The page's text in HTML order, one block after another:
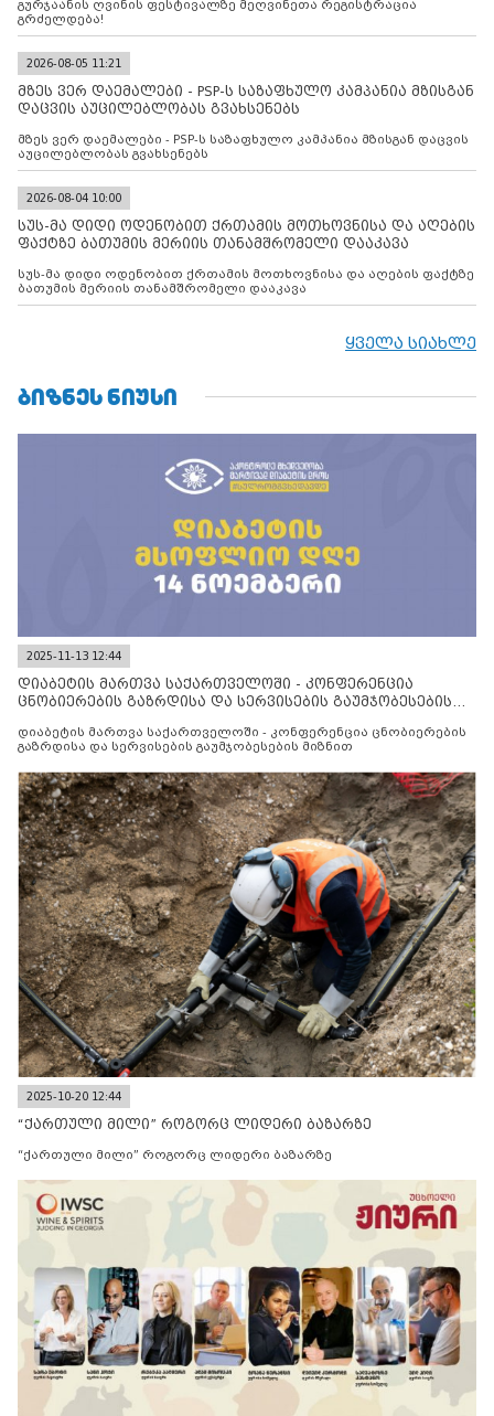
გურჯაანის ღვინის ფესტივალზე მეღვინეთა რეგისტრაცია
გრძელდება!
2026-08-05 11:21
მზეს ვერ დაემალები - PSP-ს საზაფხულო კამპანია მზისგან
დაცვის აუცილებლობას გვახსენებს
მზეს ვერ დაემალები - PSP-ს საზაფხულო კამპანია მზისგან დაცვის
აუცილებლობას გვახსენებს
2026-08-04 10:00
სუს-მა დიდი ოდენობით ქრთამის მოთხოვნისა და აღების
ფაქტზე ბათუმის მერიის თანამშრომელი დააკავა
სუს-მა დიდი ოდენობით ქრთამის მოთხოვნისა და აღების ფაქტზე
ბათუმის მერიის თანამშრომელი დააკავა
ყველა სიახლე
ᲑᲘᲖᲜᲔᲡ ᲜᲘᲣᲡᲘ
2025-11-13 12:44
დიაბეტის მართვა საქართველოში - კონფერენცია
ცნობიერების გაზრდისა და სერვისების გაუმჯობესების
დიაბეტის მართვა საქართველოში - კონფერენცია ცნობიერების
გაზრდისა და სერვისების გაუმჯობესების მიზნით
2025-10-20 12:44
“ქართული მილი” როგორც ლიდერი ბაზარზე
“ქართული მილი” როგორც ლიდერი ბაზარზე